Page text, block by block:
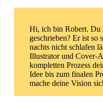
Hi, ich bin Robert. Du
geschrieben? Er ist so
nachts nicht schlafen
Illustrator und Cover-
kompletten Prozess
Idee bis zum finalen
mache deine Vision